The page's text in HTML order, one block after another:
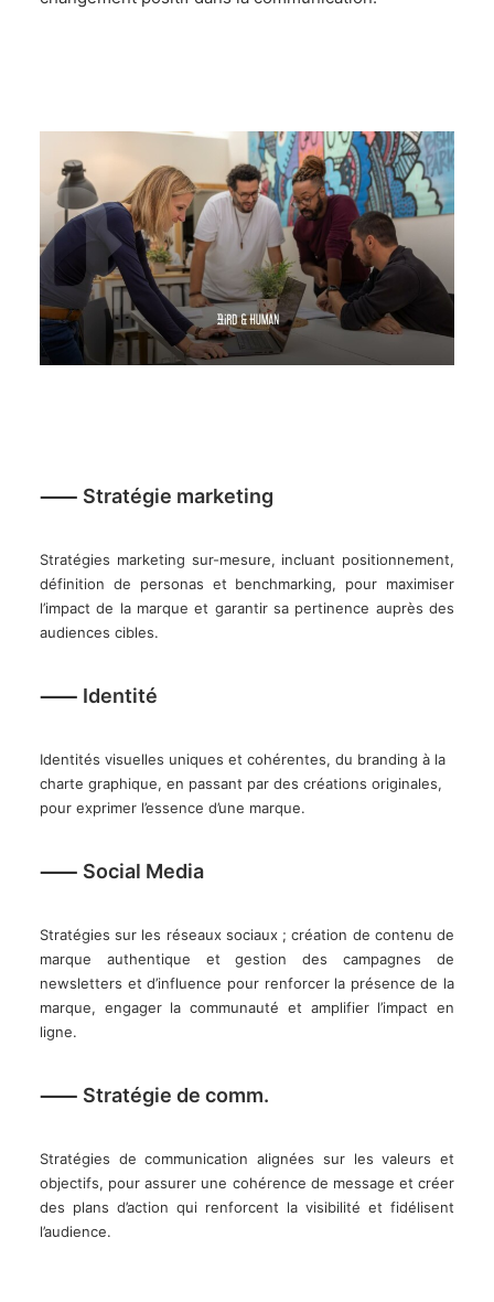
⸺ Stratégie marketing
Stratégies marketing sur-mesure, incluant positionnement,
définition de personas et benchmarking, pour maximiser
l’impact de la marque et garantir sa pertinence auprès des
audiences cibles.
⸺ Identité
Identités visuelles uniques et cohérentes, du branding à la
charte graphique, en passant par des créations originales,
pour exprimer l’essence d’une marque.
⸺ Social Media
Stratégies sur les réseaux sociaux ; création de contenu de
marque authentique et gestion des campagnes de
newsletters et d’influence pour renforcer la présence de la
marque, engager la communauté et amplifier l’impact en
ligne.
⸺ Stratégie de comm.
Stratégies de communication alignées sur les valeurs et
objectifs, pour assurer une cohérence de message et créer
des plans d’action qui renforcent la visibilité et fidélisent
l’audience.